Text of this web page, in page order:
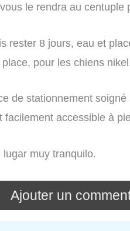
le rendra au centuple
rester 8 jours, eau et
place, pour les chiens
de stationnement
facilement accessible à
lugar muy tranquilo.
Ajouter un